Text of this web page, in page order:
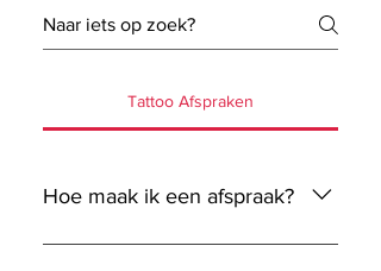
Tattoo Afspraken
Hoe maak ik een afspraak?
Je kan eenvoudig via deze website